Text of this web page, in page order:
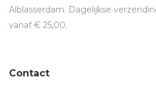
Alblasserdam. Dagelijkse
vanaf € 25,00.
Contact